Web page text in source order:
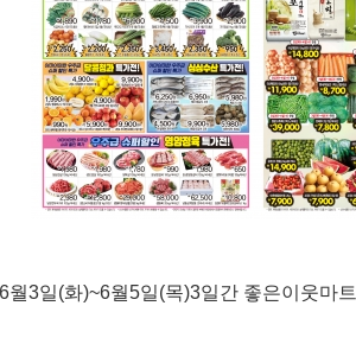
월3일(화)~6월5일(목)3일간 좋은이웃마트